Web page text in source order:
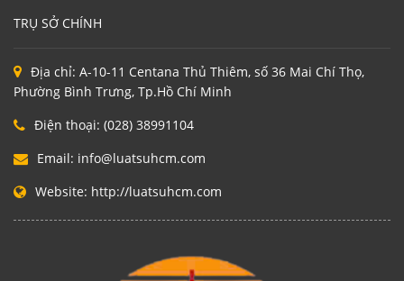
TRỤ SỞ CHÍNH
Địa chỉ: A-10-11 Centana Thủ Thiêm, số 36 Mai Chí Thọ,
Phường Bình Trưng, Tp.Hồ Chí Minh
Điện thoại: (028) 38991104
Email: info@luatsuhcm.com
Website: http://luatsuhcm.com